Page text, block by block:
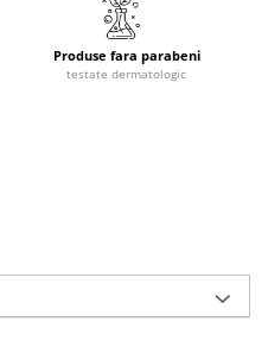
Produse fara parabeni
testate dermatologic